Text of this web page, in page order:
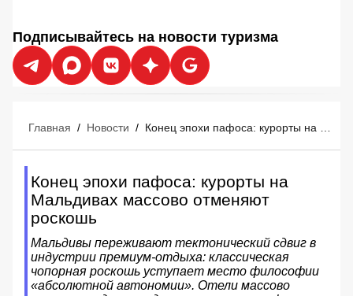
Подписывайтесь на новости туризма
Главная / Новости /
Конец эпохи пафоса: курорты на
Мальдивах массово отменяют
роскошь
Мальдивы переживают тектонический сдвиг в
индустрии премиум-отдыха: классическая
чопорная роскошь уступает место философии
«абсолютной автономии». Отели массово